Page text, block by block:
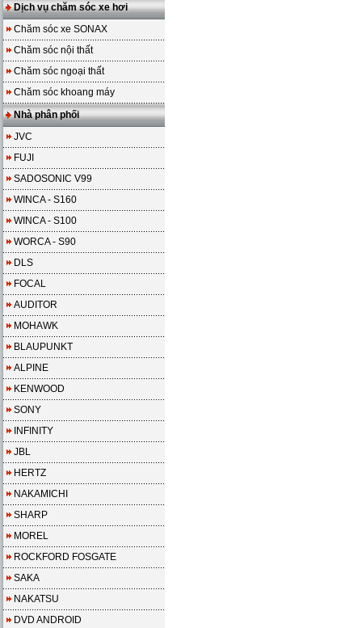
Dịch vụ chăm sóc xe hơi
Chăm sóc xe SONAX
Chăm sóc nội thất
Chăm sóc ngoại thất
Chăm sóc khoang máy
Nhà phân phối
JVC
FUJI
SADOSONIC V99
WINCA - S160
WINCA - S100
WORCA - S90
DLS
FOCAL
AUDITOR
MOHAWK
BLAUPUNKT
ALPINE
KENWOOD
SONY
INFINITY
JBL
HERTZ
NAKAMICHI
SHARP
MOREL
ROCKFORD FOSGATE
SAKA
NAKATSU
DVD ANDROID